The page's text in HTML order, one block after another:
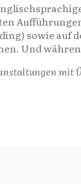
sowie auf
Und
mit